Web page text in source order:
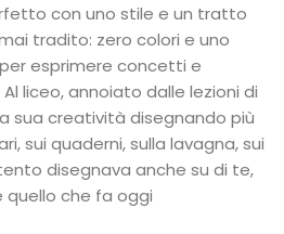
con uno stile e un tratto
tradito: zero colori e uno
esprimere concetti e
liceo, annoiato dalle lezioni di
sua creatività disegnando più
sui quaderni, sulla lavagna, sui
disegnava anche su di te,
che fa oggi